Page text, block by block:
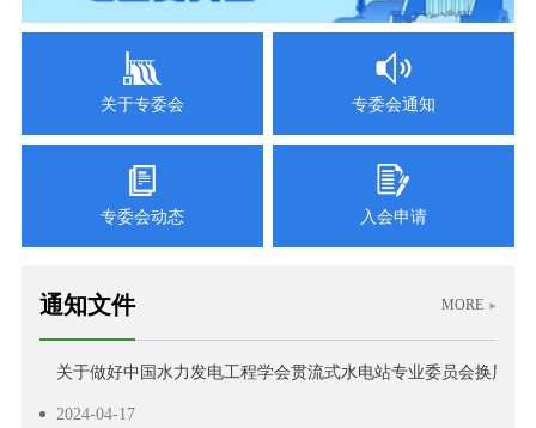
关于专委会 专委会通知
专委会动态 入会申请
通知文件 MORE
关于召开中国水力发电工程学会贯流式水电站专委会第十九次
2025-01-13
关于做好中国水力发电工程学会贯流式水电站专业委员会换届推
2024-04-17